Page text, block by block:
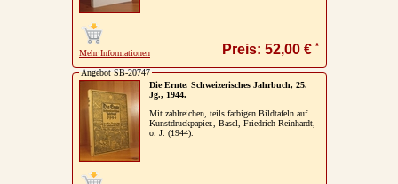
Vertrag widerrufen
Ihr WarenkorbMehr Informationen Preis: 52,00 € *
Angebot SB-20747
Die Ernte. Schweizerisches Jahrbuch, 25.
Jg., 1944.
Mit zahlreichen, teils farbigen Bildtafeln auf
Kunstdruckpapier., Basel, Friedrich Reinhardt,
o. J. (1944).